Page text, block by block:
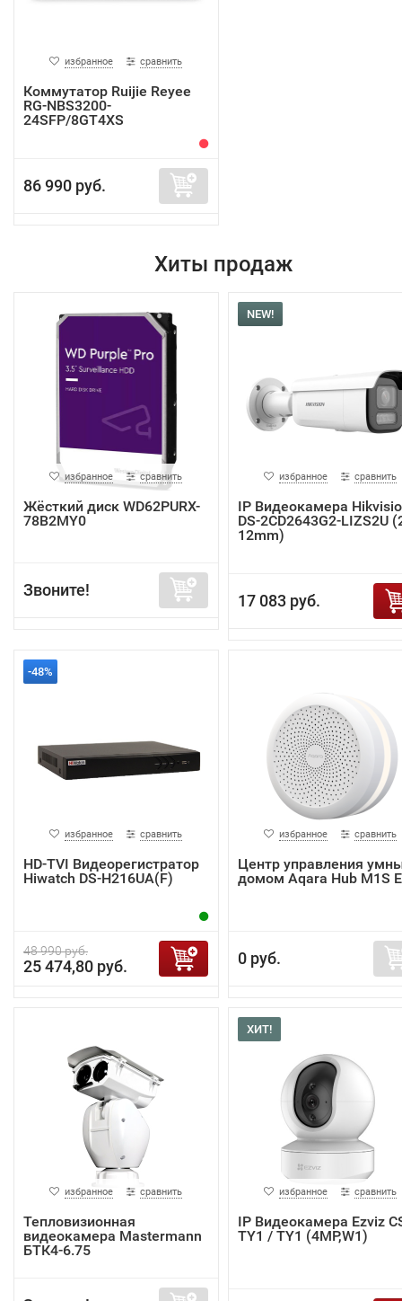
избранное сравнить
Коммутатор Ruijie Reyee
RG-NBS3200-
24SFP/8GT4XS
86 990 руб.
Хиты продаж
избранное сравнить
Жёсткий диск WD62PURX-
78B2MY0
Звоните!
NEW!
избранное сравнить
IP Видеокамера
DS-2CD2643G2-LIZS2U
12mm)
17 083 руб.
-48%
избранное сравнить
HD-TVI Видеорегистратор
Hiwatch DS-H216UA(F)
48 990 руб.
25 474,80 руб.
избранное сравнить
Центр управления
домом Aqara Hub M1S
0 руб.
избранное сравнить
Тепловизионная
видеокамера Mastermann
БТК4-6.75
ХИТ!
избранное сравнить
IP Видеокамера Ezviz
TY1 / TY1 (4MP,W1)